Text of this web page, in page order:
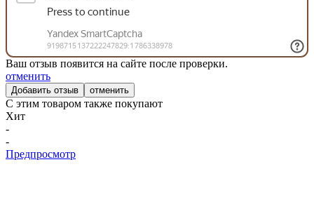
Ваш отзыв появится на сайте после проверки.
отменить
отменить
С этим товаром также покупают
Хит
-
-
Предпросмотр